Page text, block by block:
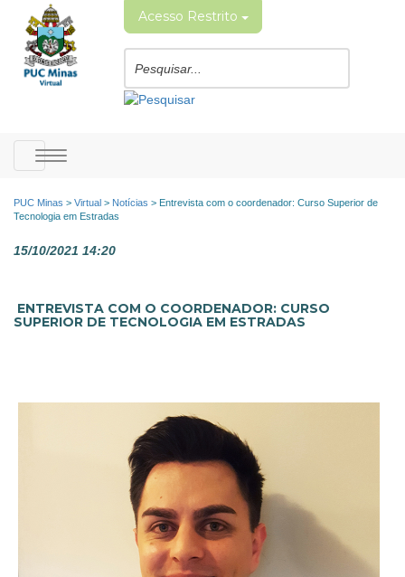
Acesso Restrito
Toggle
navigation
PUC Minas > Virtual > Notícias > Entrevista com o coordenador: Curso Superior de
Tecnologia em Estradas
15/10/2021 14:20
ENTREVISTA COM O COORDENADOR: CURSO
SUPERIOR DE TECNOLOGIA EM ESTRADAS